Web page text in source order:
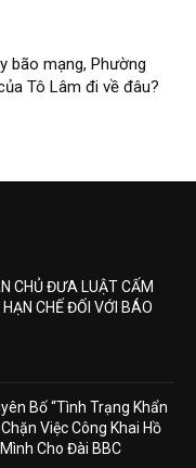
bão mạng, Phường
Tô Lâm đi về đâu?
CHỦ ĐƯA LUẬT CẤM
HẠN CHẾ ĐỐI VỚI BÁO
Bố “Tình Trạng Khẩn
Việc Công Khai Hồ
Cho Đài BBC